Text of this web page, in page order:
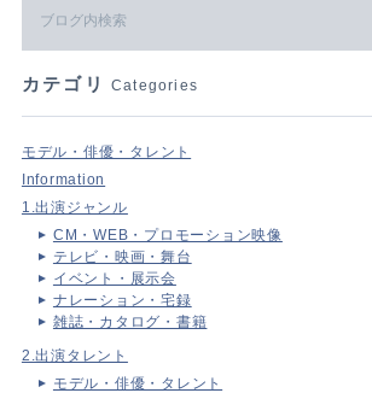
カテゴリ Categories
モデル・俳優・タレント
Information
1.出演ジャンル
CM・WEB・プロモーション映像
テレビ・映画・舞台
イベント・展示会
ナレーション・宅録
雑誌・カタログ・書籍
2.出演タレント
モデル・俳優・タレント